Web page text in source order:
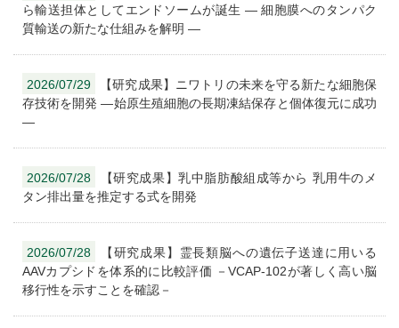
ら輸送担体としてエンドソームが誕生 ― 細胞膜へのタンパク
質輸送の新たな仕組みを解明 ―
2026/07/29
【研究成果】ニワトリの未来を守る新たな細胞保
存技術を開発 —始原生殖細胞の長期凍結保存と個体復元に成功
—
2026/07/28
【研究成果】乳中脂肪酸組成等から 乳用牛のメ
タン排出量を推定する式を開発
2026/07/28
【研究成果】霊長類脳への遺伝子送達に用いる
AAVカプシドを体系的に比較評価 －VCAP-102が著しく高い脳
移行性を示すことを確認－